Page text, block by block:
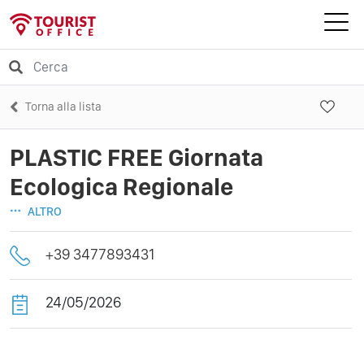
Torna alla lista
PLASTIC FREE Giornata
Ecologica Regionale
ALTRO
+39 3477893431
24/05/2026